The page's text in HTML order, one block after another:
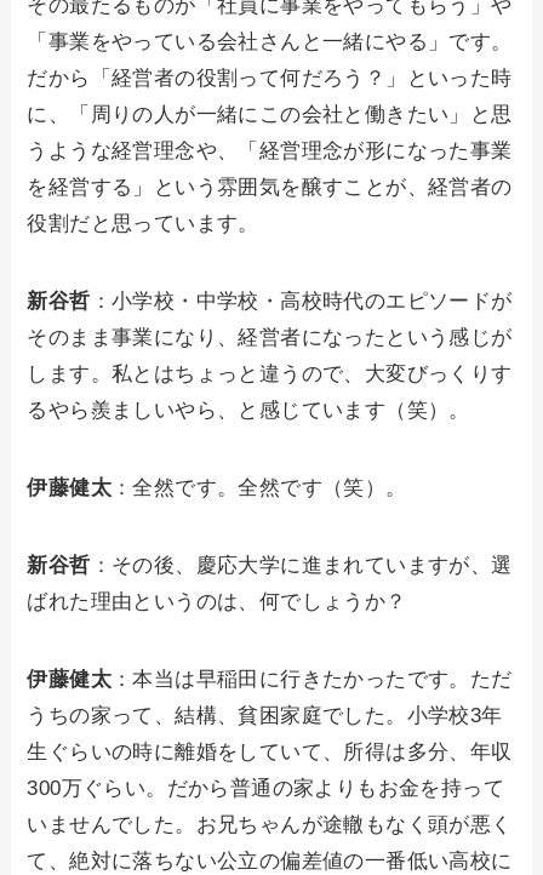
その最たるものが「社員に事業をやってもらう」や
「事業をやっている会社さんと一緒にやる」です。
だから「経営者の役割って何だろう？」といった時
に、「周りの人が一緒にこの会社と働きたい」と思
うような経営理念や、「経営理念が形になった事業
を経営する」という雰囲気を醸すことが、経営者の
役割だと思っています。
新谷哲 ：小学校・中学校・高校時代のエピソードが
そのまま事業になり、経営者になったという感じが
します。私とはちょっと違うので、大変びっくりす
るやら羨ましいやら、と感じています（笑）。
伊藤健太 ：全然です。全然です（笑）。
新谷哲 ：その後、慶応大学に進まれていますが、選
ばれた理由というのは、何でしょうか？
伊藤健太 ：本当は早稲田に行きたかったです。ただ
うちの家って、結構、貧困家庭でした。小学校3年
生ぐらいの時に離婚をしていて、所得は多分、年収
300万ぐらい。だから普通の家よりもお金を持って
いませんでした。お兄ちゃんが途轍もなく頭が悪く
て、絶対に落ちない公立の偏差値の一番低い高校に